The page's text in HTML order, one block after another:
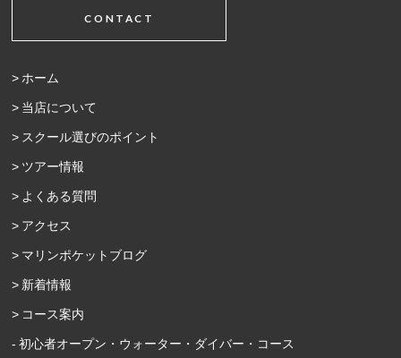
CONTACT
ホーム
当店について
スクール選びのポイント
ツアー情報
よくある質問
アクセス
マリンポケットブログ
新着情報
コース案内
初心者オープン・ウォーター・ダイバー・コース